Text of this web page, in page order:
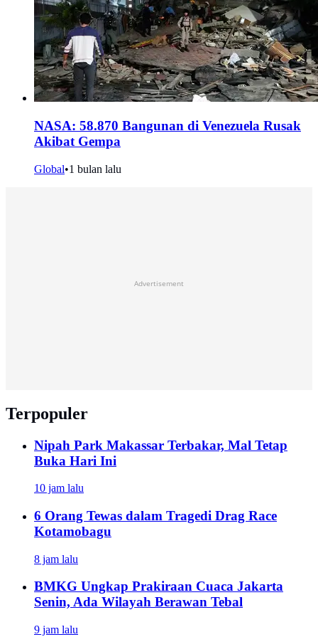
NASA: 58.870 Bangunan di Venezuela Rusak
Akibat Gempa
Global•1 bulan lalu
Advertisement
Terpopuler
Nipah Park Makassar Terbakar, Mal Tetap
Buka Hari Ini
10 jam lalu
6 Orang Tewas dalam Tragedi Drag Race
Kotamobagu
8 jam lalu
BMKG Ungkap Prakiraan Cuaca Jakarta
Senin, Ada Wilayah Berawan Tebal
9 jam lalu